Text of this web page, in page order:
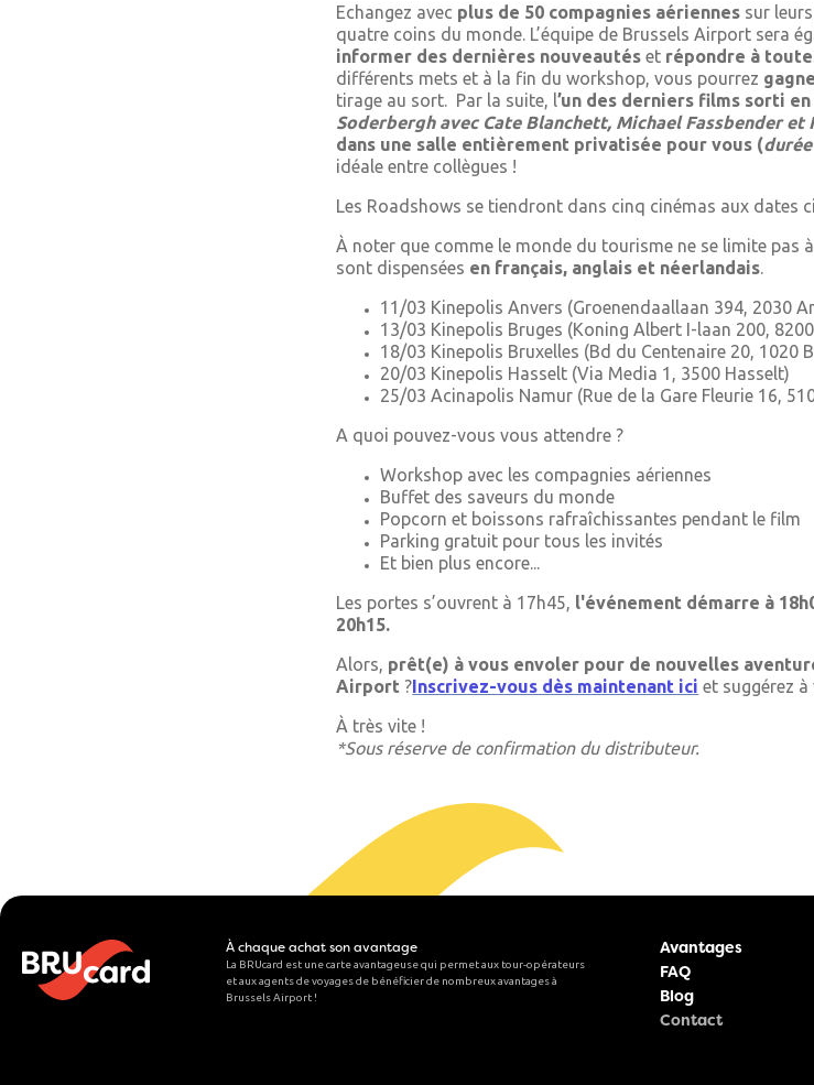
Echangez avec plus de 50 compagnies aériennes sur
quatre coins du monde. L’équipe de Brussels Airport sera
informer des dernières nouveautés et répondre à
différents mets et à la fin du workshop, vous pourrez
tirage au sort. Par la suite, l’un des derniers films sorti
Soderbergh avec Cate Blanchett, Michael Fassbender et
dans une salle entièrement privatisée pour vous (
idéale entre collègues !
Les Roadshows se tiendront dans cinq cinémas aux dates
À noter que comme le monde du tourisme ne se limite pas
sont dispensées en français, anglais et néerlandais.
11/03 Kinepolis Anvers (Groenendaallaan 394, 2030
13/03 Kinepolis Bruges (Koning Albert I-laan 200,
18/03 Kinepolis Bruxelles (Bd du Centenaire 20, 1020
20/03 Kinepolis Hasselt (Via Media 1, 3500 Hasselt)
25/03 Acinapolis Namur (Rue de la Gare Fleurie 16,
A quoi pouvez-vous vous attendre ?
Workshop avec les compagnies aériennes
Buffet des saveurs du monde
Popcorn et boissons rafraîchissantes pendant le film
Parking gratuit pour tous les invités
Et bien plus encore...
Les portes s’ouvrent à 17h45, l'événement démarre à
20h15.
Alors, prêt(e) à vous envoler pour de nouvelles
Airport ?Inscrivez-vous dès maintenant ici et suggérez à
À très vite !
*Sous réserve de confirmation du distributeur.
À chaque achat son avantage
La BRUcard est une carte avantageuse qui permet aux tour-opérateurs
et aux agents de voyages de bénéficier de nombreux avantages à
Brussels Airport!
Avantages
FAQ
Blog
Contact